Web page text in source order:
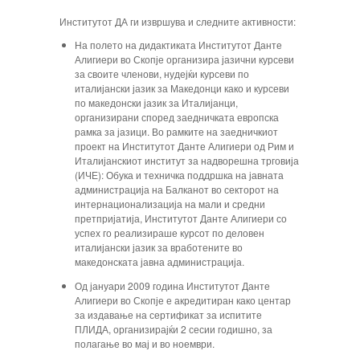
Институтот ДА ги извршува и следните активности:
На полето на дидактиката Институтот Данте
Алигиери во Скопје организира јазични курсеви
за своите членови, нудејќи курсеви по
италијански јазик за Македонци како и курсеви
по македонски јазик за Италијанци,
организирани според заедничката европска
рамка за јазици. Во рамките на заедничкиот
проект на Институтот Данте Алигиери од Рим и
Италијанскиот институт за надворешна трговија
(ИЧЕ): Обука и техничка поддршка на јавната
администрација на Балканот во секторот на
интернационализација на мали и средни
претпријатија, Институтот Данте Алигиери со
успех го реализираше курсот по деловен
италијански јазик за вработените во
македонската јавна администрација.
Од јануари 2009 година Институтот Данте
Алигиери во Скопје е акредитиран како центар
за издавање на сертификат за испитите
ПЛИДА, организирајќи 2 сесии годишно, за
полагање во мај и во ноември.